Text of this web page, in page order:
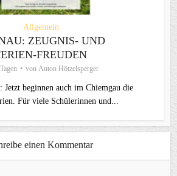
Allgemein
ZEUGNIS- UND
FREUDEN
von Anton Hötzelsperger
Jetzt beginnen auch im Chiemgau die
Für viele Schülerinnen und...
einen Kommentar